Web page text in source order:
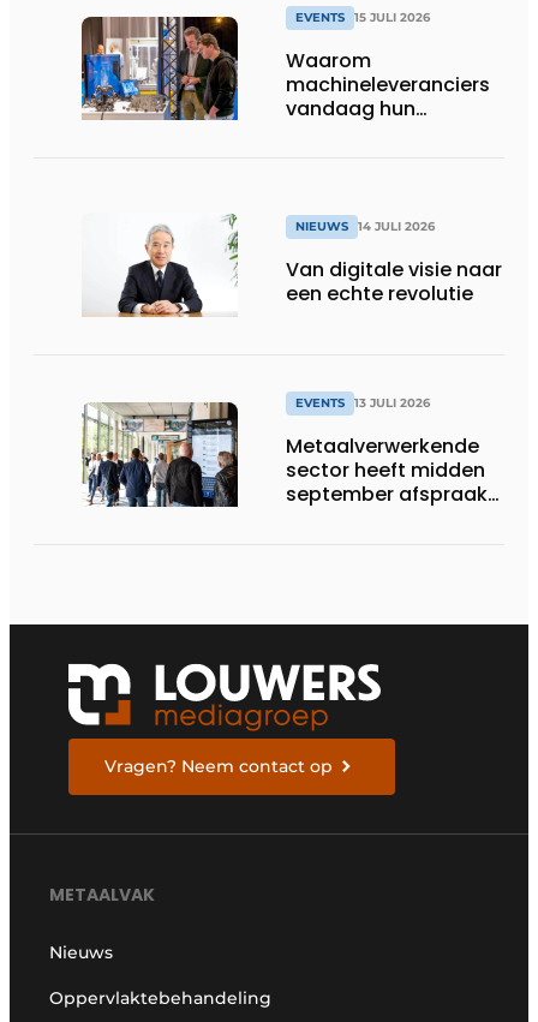
EVENTS 15 JULI 2026
Waarom
machineleveranciers
vandaag hun
NIEUWS 14 JULI 2026
Van digitale visie naar
een echte revolutie
EVENTS 13 JULI 2026
Metaalverwerkende
sector heeft midden
september afspraak
Vragen? Neem contact op
METAALVAK
Nieuws
Oppervlaktebehandeling